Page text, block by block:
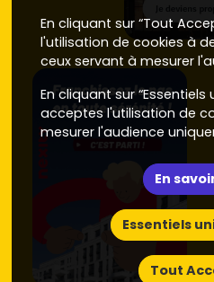
En cliquant sur “Tout
l'utilisation de cookies à
ceux servant à mesurer
En cliquant sur
acceptes l'utilisation de
mesurer l'audience
En
Essentiels
Tout